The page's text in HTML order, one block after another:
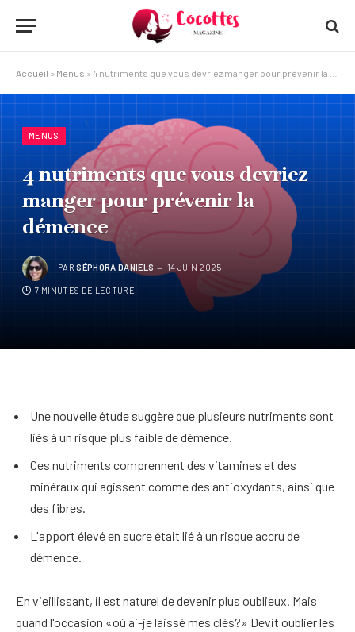
Accueil » Menus » 4 nutriments que vous devriez manger pour prévenir la démence
MENUS
4 nutriments que vous devriez
manger pour prévenir la
démence
PAR SÉPHORA DANIELS 14 JUIN 2025
7 MINUTES DE LECTURE
Une nouvelle étude suggère que plusieurs nutriments sont
liés à un risque plus faible de démence.
Ces nutriments comprennent des vitamines et des
minéraux qui agissent comme des antioxydants, ainsi que
des fibres.
L'apport élevé en sucre était lié à un risque accru de
démence.
En vieillissant, il est naturel de devenir plus oublieux. Mais
quand l'occasion «où ai-je laissé mes clés?» Devit oublier les